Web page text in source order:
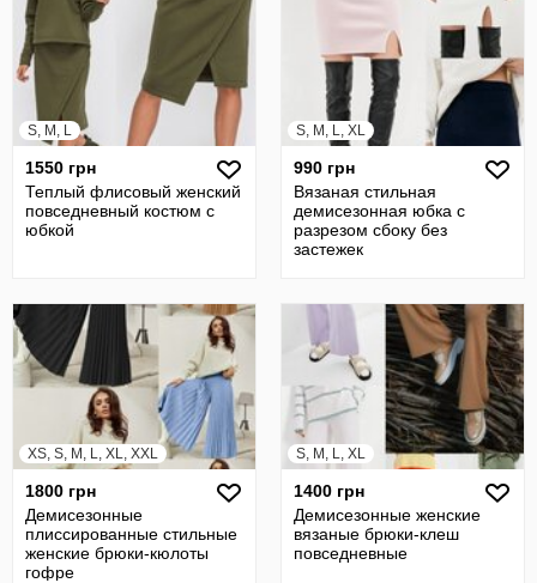
S, M, L
1550 грн
Теплый флисовый женский
повседневный костюм с
юбкой
S, M, L, XL
990 грн
Вязаная стильная
демисезонная юбка с
разрезом сбоку без
застежек
XS, S, M, L, XL, XXL
1800 грн
Демисезонные
плиссированные стильные
женские брюки-кюлоты
гофре
S, M, L, XL
1400 грн
Демисезонные женские
вязаные брюки-клеш
повседневные